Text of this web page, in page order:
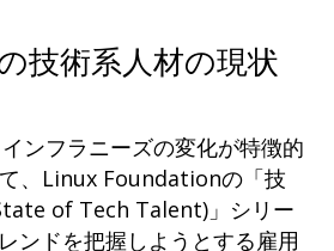
技術系人材の現状
ンフラニーズの変化が特徴的
、Linux Foundationの「技
of Tech Talent)」シリー
ンドを把握しようとする雇用